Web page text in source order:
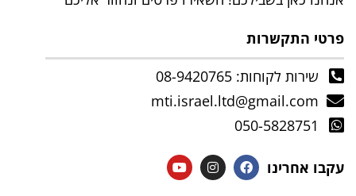
פרטי התקשרות
שירות לקוחות: 08-9420765
mti.israel.ltd@gmail.com
050-5828751
עקבו אחרינו